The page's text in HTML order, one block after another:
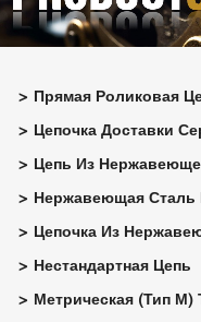
Прямая Роликовая
Цепочка Доставки
Цепь Из
Нержавеющая Сталь
Цепочка Из
Нестандартная Цепь
Метрическая (тип М)